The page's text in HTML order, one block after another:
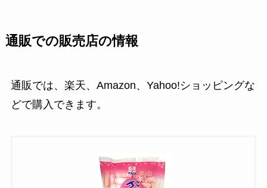
通販での販売店の情報
通販では、楽天、Amazon、Yahoo!ショッピングな
どで購入できます。